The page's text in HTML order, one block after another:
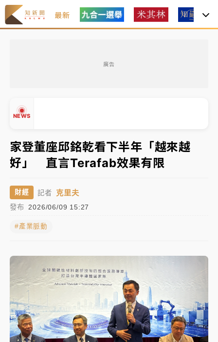
最新
廣告
NEWS
處置制度大變革！ 證交所今起縮短股票「關禁閉」天
數與撮合時間
才續任就飛美國大學面試 清大校長高為元致歉：機會
到來時引起我的好奇
白海豚颱風解除海警 西南風來了！4縣市大雨特報、各
分析｜
標？ 鴻海本週法說法人關注的四大重點
中租控股7月營收創今年新高 前7月獲利成長6%
獨家｜
和欣客運總裁逝世！少東涉洗錢遭收押 戴手銬
腳鐐提前奔靈堂畫面曝
處置制度大變革！ 證交所今起縮短股票「關禁閉」天
數與撮合時間
家登董座邱銘乾看下半年「越來越
好」 直言Terafab效果有限
財經 記者 克里夫
發布 2026/06/09 15:27
#產業脈動